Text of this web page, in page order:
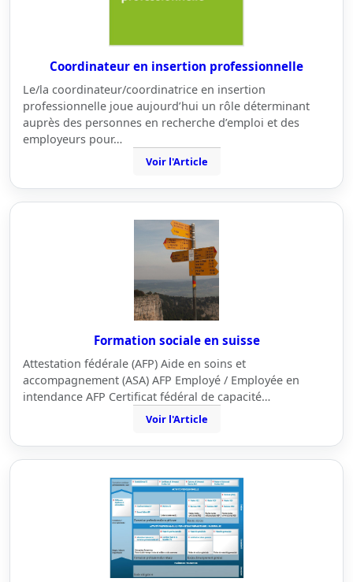
Coordinateur en insertion professionnelle
Le/la coordinateur/coordinatrice en insertion
professionnelle joue aujourd’hui un rôle déterminant
auprès des personnes en recherche d’emploi et des
employeurs pour…
Voir l'Article
Formation sociale en suisse
Attestation fédérale (AFP) Aide en soins et
accompagnement (ASA) AFP Employé / Employée en
intendance AFP Certificat fédéral de capacité…
Voir l'Article